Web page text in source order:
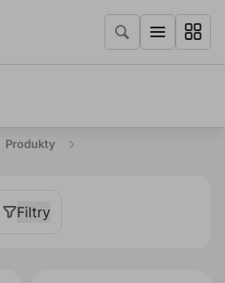
Produkty
Filtry